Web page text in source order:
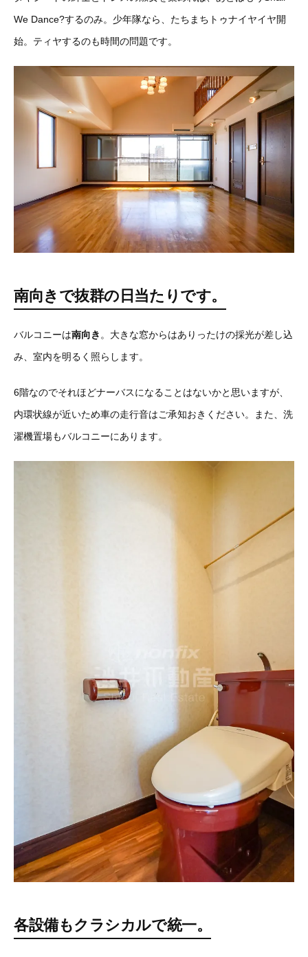
We Dance?するのみ。少年隊なら、たちまちトゥナイヤイヤ開
始。ティヤするのも時間の問題です。
南向きで抜群の日当たりです。
バルコニーは南向き 。大きな窓からはありったけの採光が差し込
み、室内を明るく照らします。
6階なのでそれほどナーバスになることはないかと思いますが、
内環状線が近いため車の走行音はご承知おきください。また、洗
濯機置場もバルコニーにあります。
各設備もクラシカルで統一。